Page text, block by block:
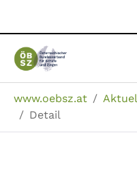
www.oebsz.at
Detail